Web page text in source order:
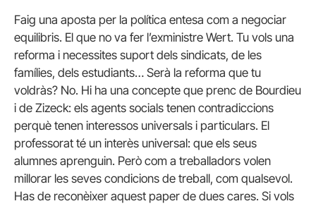
Faig una aposta per la política entesa com a negociar
equilibris. El que no va fer l’exministre Wert. Tu vols una
reforma i necessites suport dels sindicats, de les
famílies, dels estudiants… Serà la reforma que tu
voldràs? No. Hi ha una concepte que prenc de Bourdieu
i de Zizeck: els agents socials tenen contradiccions
perquè tenen interessos universals i particulars. El
professorat té un interès universal: que els seus
alumnes aprenguin. Però com a treballadors volen
millorar les seves condicions de treball, com qualsevol.
Has de reconèixer aquest paper de dues cares. Si vols